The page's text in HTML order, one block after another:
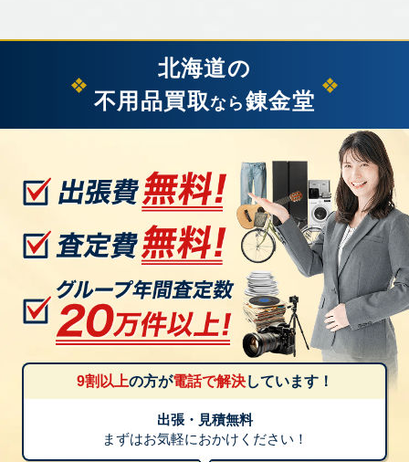
北海道の
不用品買取なら 錬金堂
9割以上の方が電話で解決しています！
出張・見積無料
まずはお気軽におかけください！